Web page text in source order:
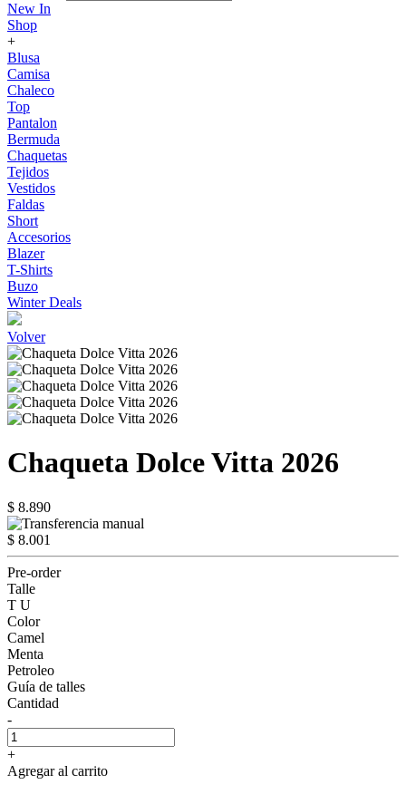
New In
Shop
+
Blusa
Camisa
Chaleco
Top
Pantalon
Bermuda
Chaquetas
Tejidos
Vestidos
Faldas
Short
Accesorios
Blazer
T-Shirts
Buzo
Winter Deals
Volver
Chaqueta Dolce Vitta 2026
$ 8.890
$ 8.001
Pre-order
Talle
T U
Color
Camel
Menta
Petroleo
Guía de talles
Cantidad
-
+
Agregar al carrito